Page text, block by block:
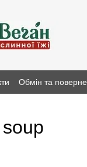
Обмін та